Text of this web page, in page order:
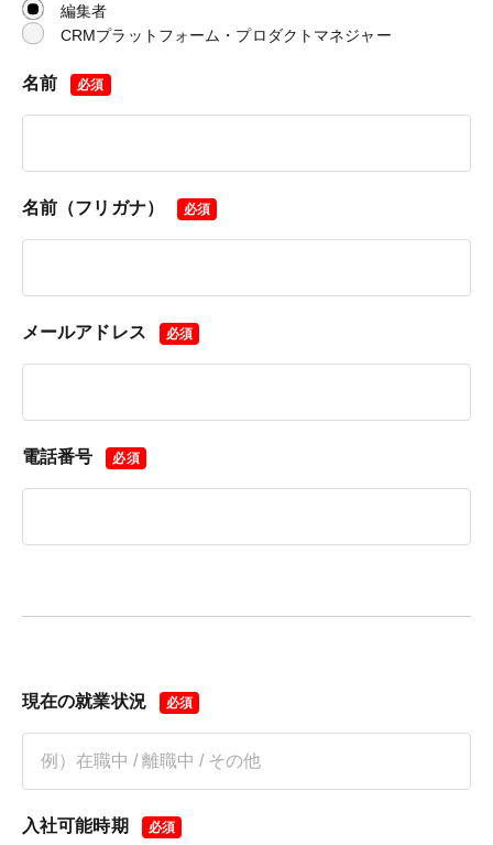
10:00〜19:00
応募書類
※選考にはお時間をいただく場合がございます。あらかじ
めご了承ください。
〒151-0051
この職種に応募する →
方は大歓迎です）
・カスタマージャーニーに基づいた施策立案・実行の経験
・社内外の関係者と連携し、要件を形にしていくディレク
ション能力
見
・分析結果をUI改善やチャネル最適化に繋げた経験
絡いたします。
この職種に応募する →
編集者
CRMプラットフォーム・プロダクトマネジャー
名前 必須
名前（フリガナ） 必須
メールアドレス 必須
電話番号 必須
現在の就業状況 必須
入社可能時期 必須